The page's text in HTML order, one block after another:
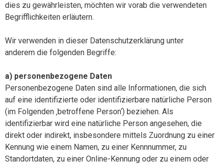
dies zu gewährleisten, möchten wir vorab die verwendeten
Begrifflichkeiten erläutern.
Wir verwenden in dieser Datenschutzerklärung unter
anderem die folgenden Begriffe:
a) personenbezogene Daten
Personenbezogene Daten sind alle Informationen, die sich
auf eine identifizierte oder identifizierbare natürliche Person
(im Folgenden ‚betroffene Person‘) beziehen. Als
identifizierbar wird eine natürliche Person angesehen, die
direkt oder indirekt, insbesondere mittels Zuordnung zu einer
Kennung wie einem Namen, zu einer Kennnummer, zu
Standortdaten, zu einer Online-Kennung oder zu einem oder